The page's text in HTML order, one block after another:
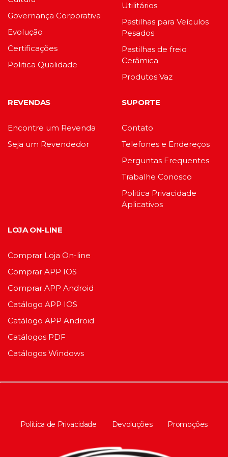
Governança Corporativa
Evolução
Certificações
Politica Qualidade
Utilitários
Pastilhas para Veículos
Pesados
Pastilhas de freio
Cerâmica
Produtos Vaz
REVENDAS
Encontre um Revenda
Seja um Revendedor
SUPORTE
Contato
Telefones e Endereços
Perguntas Frequentes
Trabalhe Conosco
Politica Privacidade
Aplicativos
LOJA ON-LINE
Comprar Loja On-line
Comprar APP IOS
Comprar APP Android
Catálogo APP IOS
Catálogo APP Android
Catálogos PDF
Catálogos Windows
Política de Privacidade Devoluções Promoções